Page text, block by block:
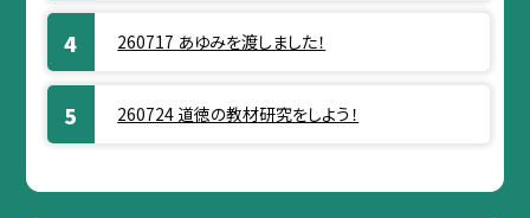
260717 あゆみを渡しました！
260724 道徳の教材研究をしよう！